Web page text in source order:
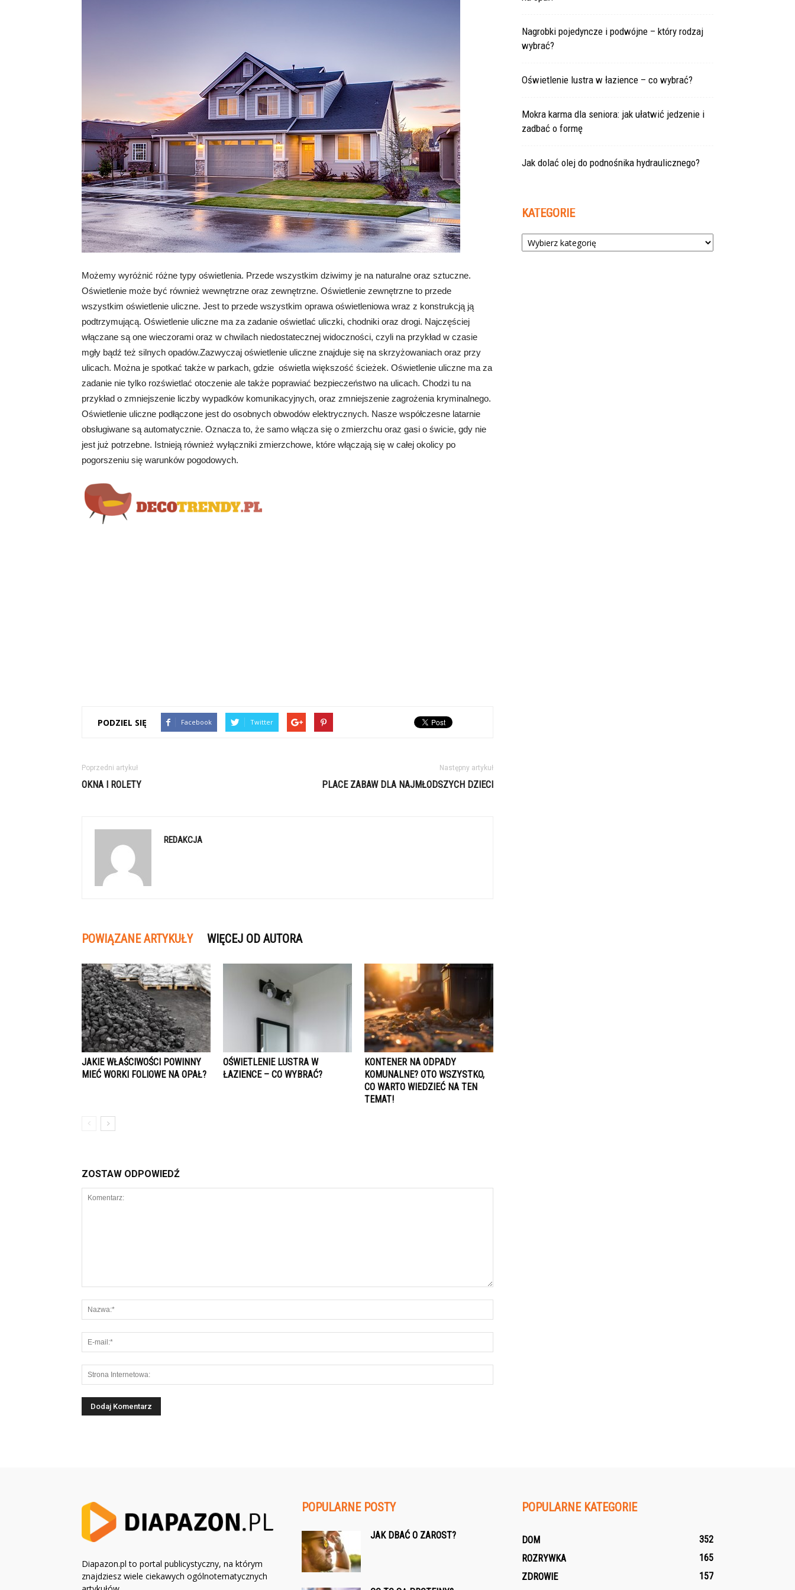
Możemy wyróżnić różne typy oświetlenia. Przede wszystkim dziwimy je na naturalne oraz sztuczne.
Oświetlenie może być również wewnętrzne oraz zewnętrzne. Oświetlenie zewnętrzne to przede
wszystkim oświetlenie uliczne. Jest to przede wszystkim oprawa oświetleniowa wraz z konstrukcją ją
podtrzymującą. Oświetlenie uliczne ma za zadanie oświetlać uliczki, chodniki oraz drogi. Najczęściej
włączane są one wieczorami oraz w chwilach niedostatecznej widoczności, czyli na przykład w czasie
mgły bądź też silnych opadów.Zazwyczaj oświetlenie uliczne znajduje się na skrzyżowaniach oraz przy
ulicach. Można je spotkać także w parkach, gdzie oświetla większość ścieżek. Oświetlenie uliczne ma za
zadanie nie tylko rozświetlać otoczenie ale także poprawiać bezpieczeństwo na ulicach. Chodzi tu na
przykład o zmniejszenie liczby wypadków komunikacyjnych, oraz zmniejszenie zagrożenia kryminalnego.
Oświetlenie uliczne podłączone jest do osobnych obwodów elektrycznych. Nasze współczesne latarnie
obsługiwane są automatycznie. Oznacza to, że samo włącza się o zmierzchu oraz gasi o świcie, gdy nie
jest już potrzebne. Istnieją również wyłączniki zmierzchowe, które włączają się w całej okolicy po
pogorszeniu się warunków pogodowych.
PODZIEL SIĘ Facebook Twitter
Poprzedni artykuł
OKNA I ROLETY
Następny artykuł
PLACE ZABAW DLA NAJMŁODSZYCH DZIECI
REDAKCJA
POWIĄZANE ARTYKUŁY WIĘCEJ OD AUTORA
JAKIE WŁAŚCIWOŚCI POWINNY
MIEĆ WORKI FOLIOWE NA OPAŁ?
OŚWIETLENIE LUSTRA W
ŁAZIENCE – CO WYBRAĆ?
KONTENER NA ODPADY
KOMUNALNE? OTO WSZYSTKO,
CO WARTO WIEDZIEĆ NA TEN
TEMAT!
ZOSTAW ODPOWIEDŹ
Nagrobki pojedyncze i podwójne – który rodzaj
wybrać?
Oświetlenie lustra w łazience – co wybrać?
Mokra karma dla seniora: jak ułatwić jedzenie i
zadbać o formę
Jak dolać olej do podnośnika hydraulicznego?
KATEGORIE
Kategorie
Diapazon.pl to portal publicystyczny, na którym
znajdziesz wiele ciekawych ogólnotematycznych
POPULARNE POSTY
JAK DBAĆ O ZAROST?
POPULARNE KATEGORIE
DOM
352
ROZRYWKA
165
ZDROWIE
157